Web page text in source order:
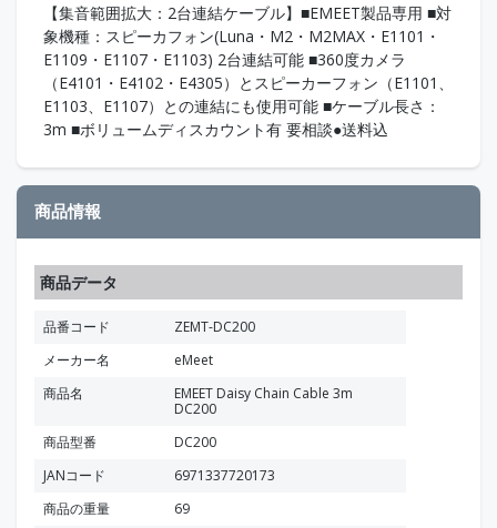
【集音範囲拡大：2台連結ケーブル】■EMEET製品専用 ■対
象機種：スピーカフォン(Luna・M2・M2MAX・E1101・
E1109・E1107・E1103) 2台連結可能 ■360度カメラ
（E4101・E4102・E4305）とスピーカーフォン（E1101、
E1103、E1107）との連結にも使用可能 ■ケーブル長さ：
3m ■ボリュームディスカウント有 要相談●送料込
商品情報
商品データ
品番コード
ZEMT-DC200
メーカー名
eMeet
商品名
EMEET Daisy Chain Cable 3m
DC200
商品型番
DC200
JANコード
6971337720173
商品の重量
69